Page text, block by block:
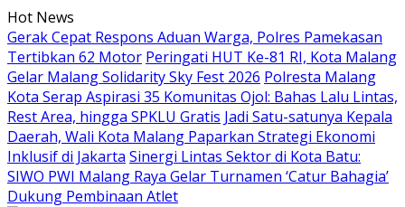
Langsung
ke
konten
Hot News
Gerak Cepat Respons Aduan Warga, Polres Pamekasan
Tertibkan 62 Motor Peringati HUT Ke-81 RI, Kota Malang
Gelar Malang Solidarity Sky Fest 2026 Polresta Malang
Kota Serap Aspirasi 35 Komunitas Ojol: Bahas Lalu Lintas,
Rest Area, hingga SPKLU Gratis Jadi Satu-satunya Kepala
Daerah, Wali Kota Malang Paparkan Strategi Ekonomi
Inklusif di Jakarta Sinergi Lintas Sektor di Kota Batu:
SIWO PWI Malang Raya Gelar Turnamen ‘Catur Bahagia’
Dukung Pembinaan Atlet